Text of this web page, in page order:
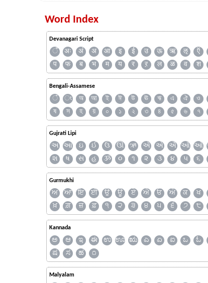
Word Index
Devanagari Script
ँ अः अं अ आ इ ई उ ऊ ऋ ऌ ऍ
प
फ ब भ म य र ऱ ल ळ व श
Bengali-Assamese
ঁ ং অ আ ই ঈ উ ঊ ঋ এ ঐ ও
ষ
স হ য় ০ ১ ২ ৩ ৪ ৫ ৬ ৭
Gujrati Lipi
અ આ ઇ ઈ ઉ ઊ ઋ ઍ એ ઐ ઑ ઓ
શ
ષ સ હ ૐ ૦ ૧ ૨ ૩ ૪ ૫ ૬
Gurmukhi
ਅ ਆ ਇ ਈ ਉ ਊ ਏ ਐ ਓ ਔ ਕ ਖ
ਖ਼
ਗ਼ ਜ਼ ਫ਼ ੧ ੨ ੩ ੪ ੫ ੬ ੭ ੮
Kannada
ಅ ಆ ಇ ಈ ಉ ಊ ಋ ಎ ಏ ಐ ಒ ಓ
ಷ
ಸ ಹ ೧
Malyalam